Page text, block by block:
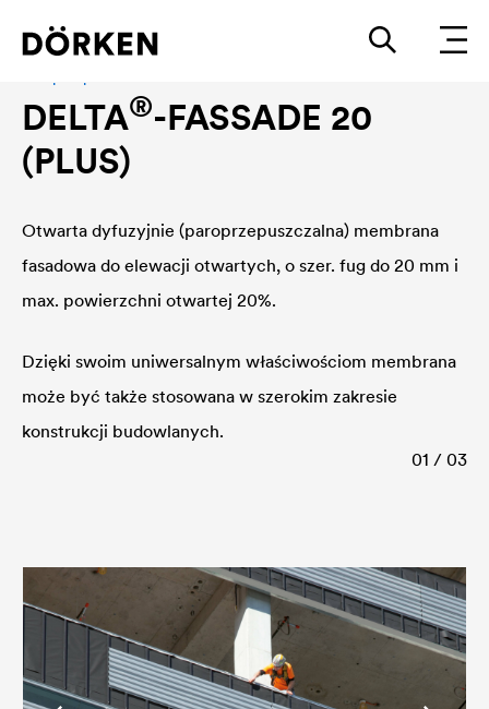
DELTA®-FASSADE 20
(PLUS)
Otwarta dyfuzyjnie (paroprzepuszczalna) membrana
fasadowa do elewacji otwartych, o szer. fug do 20 mm i
max. powierzchni otwartej 20%.
Dzięki swoim uniwersalnym właściwościom membrana
może być także stosowana w szerokim zakresie
konstrukcji budowlanych.
01 / 03